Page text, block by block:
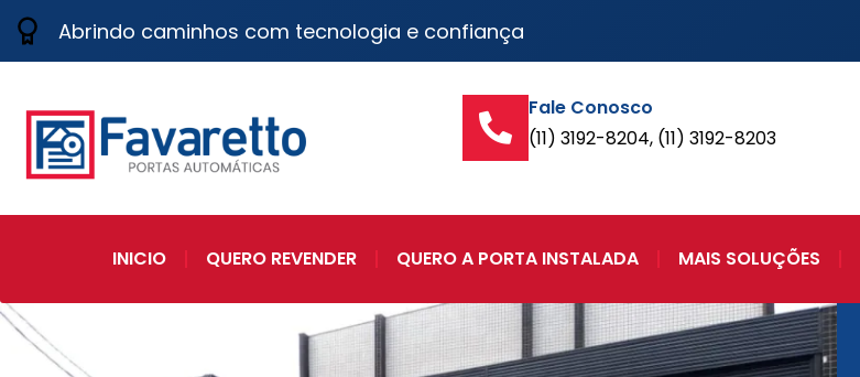
Abrindo caminhos com tecnologia e confiança
Fale Conosco
(11) 3192-8204, (11) 3192-8203
INICIO QUERO REVENDER QUERO A PORTA INSTALADA MAIS SOLUÇÕES